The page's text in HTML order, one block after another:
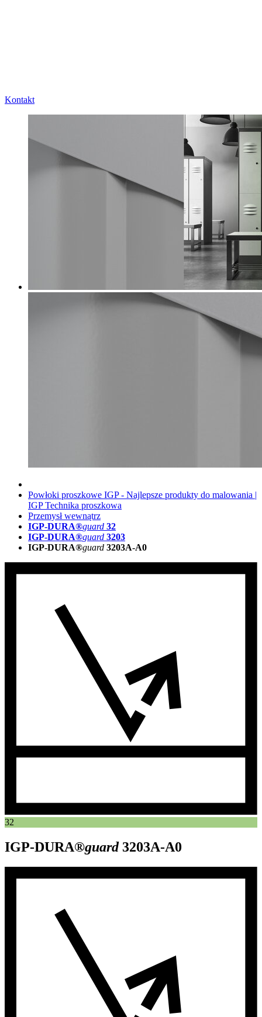
Kontakt
Powłoki proszkowe IGP - Najlepsze produkty do malowania |
IGP Technika proszkowa
Przemysł wewnątrz
IGP-DURA®guard 32
IGP-DURA®guard 3203
IGP-DURA®guard 3203A-A0
32
IGP-DURA®guard 3203A-A0